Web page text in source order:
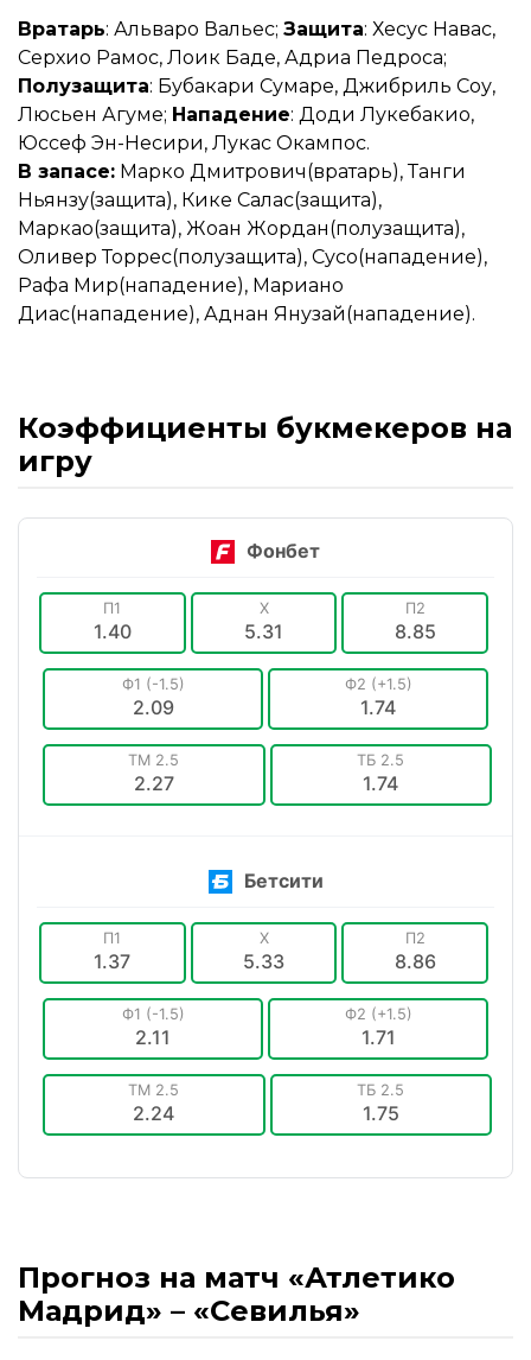
Вратарь: Альваро Вальес; Защита: Хесус Навас,
Серхио Рамос, Лоик Баде, Адриа Педроса;
Полузащита: Бубакари Сумаре, Джибриль Соу,
Люсьен Агуме; Нападение: Доди Лукебакио,
Юссеф Эн-Несири, Лукас Окампос.
В запасе: Марко Дмитрович(вратарь), Танги
Ньянзу(защита), Кике Салас(защита),
Маркао(защита), Жоан Жордан(полузащита),
Оливер Торрес(полузащита), Сусо(нападение),
Рафа Мир(нападение), Мариано
Диас(нападение), Аднан Янузай(нападение).
Коэффициенты букмекеров на
игру
Фонбет
П1
1.40
X
5.31
П2
8.85
Ф1 (-1.5)
2.09
Ф2 (+1.5)
1.74
ТМ 2.5
2.27
ТБ 2.5
1.74
Бетсити
П1
1.37
X
5.33
П2
8.86
Ф1 (-1.5)
2.11
Ф2 (+1.5)
1.71
ТМ 2.5
2.24
ТБ 2.5
1.75
Прогноз на матч «Атлетико
Мадрид» – «Севилья»